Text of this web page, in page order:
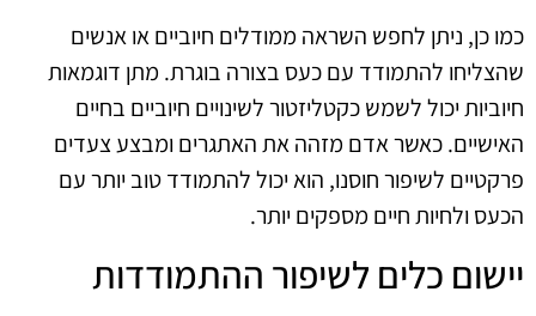
כמו כן, ניתן לחפש השראה ממודלים חיוביים או אנשים
שהצליחו להתמודד עם כעס בצורה בוגרת. מתן דוגמאות
חיוביות יכול לשמש כקטליזטור לשינויים חיוביים בחיים
האישיים. כאשר אדם מזהה את האתגרים ומבצע צעדים
פרקטיים לשיפור חוסנו, הוא יכול להתמודד טוב יותר עם
הכעס ולחיות חיים מספקים יותר.
יישום כלים לשיפור ההתמודדות